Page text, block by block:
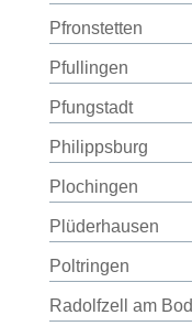
Pfronstetten
Pfullingen
Pfungstadt
Philippsburg
Plochingen
Plüderhausen
Poltringen
Radolfzell am